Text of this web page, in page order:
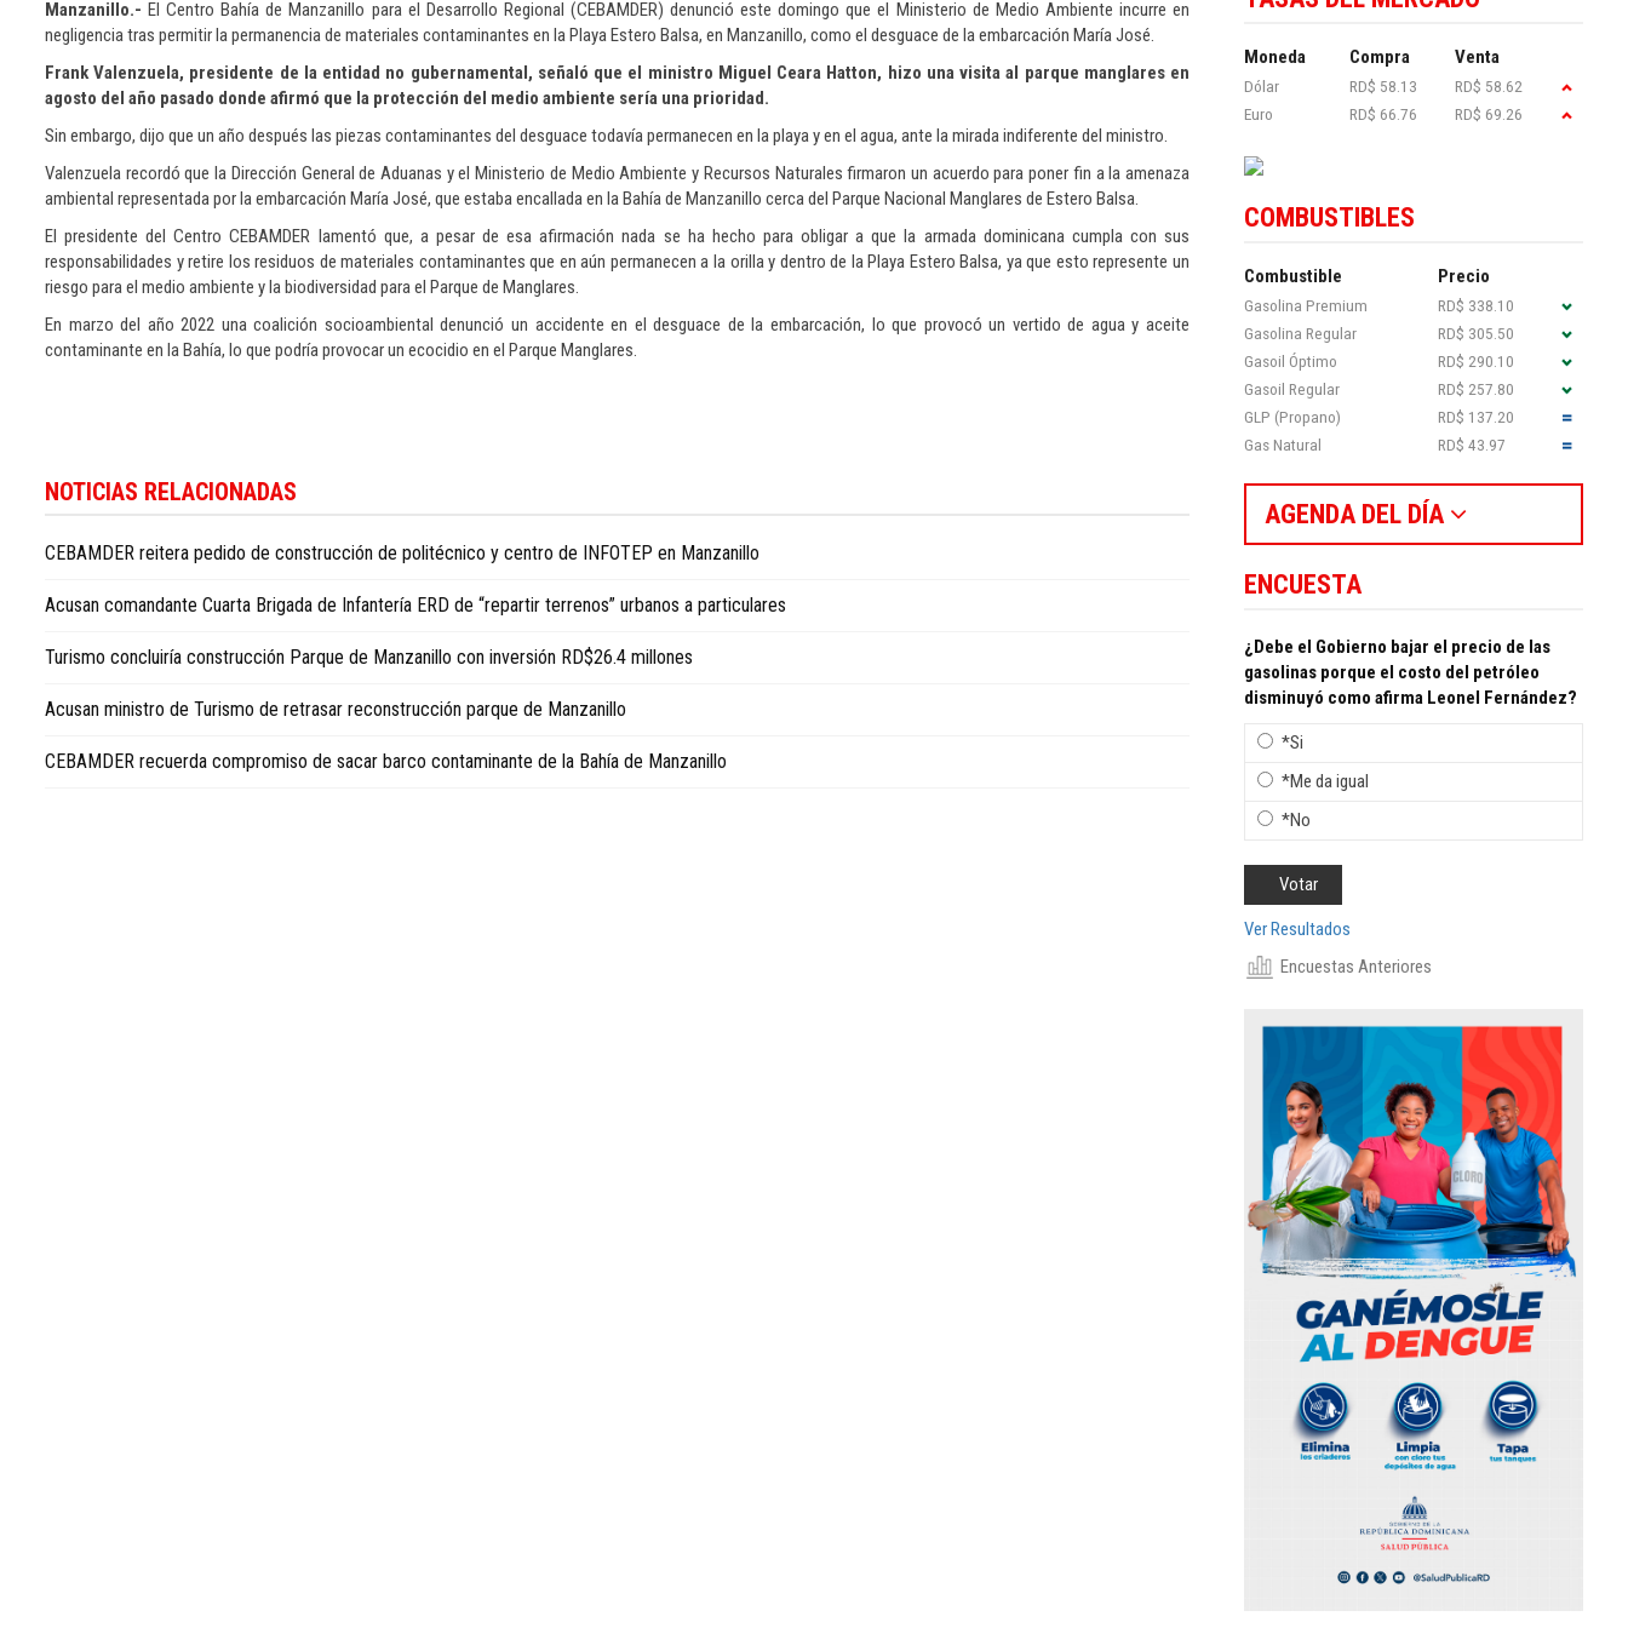
Manzanillo.- El Centro Bahía de Manzanillo para el Desarrollo Regional (CEBAMDER) denunció este domingo que el Ministerio de Medio Ambiente incurre en
negligencia tras permitir la permanencia de materiales contaminantes en la Playa Estero Balsa, en Manzanillo, como el desguace de la embarcación María José.
Frank Valenzuela, presidente de la entidad no gubernamental, señaló que el ministro Miguel Ceara Hatton, hizo una visita al parque manglares en
agosto del año pasado donde afirmó que la protección del medio ambiente sería una prioridad.
Sin embargo, dijo que un año después las piezas contaminantes del desguace todavía permanecen en la playa y en el agua, ante la mirada indiferente del ministro.
Valenzuela recordó que la Dirección General de Aduanas y el Ministerio de Medio Ambiente y Recursos Naturales firmaron un acuerdo para poner fin a la amenaza
ambiental representada por la embarcación María José, que estaba encallada en la Bahía de Manzanillo cerca del Parque Nacional Manglares de Estero Balsa.
El presidente del Centro CEBAMDER lamentó que, a pesar de esa afirmación nada se ha hecho para obligar a que la armada dominicana cumpla con sus
responsabilidades y retire los residuos de materiales contaminantes que en aún permanecen a la orilla y dentro de la Playa Estero Balsa, ya que esto represente un
riesgo para el medio ambiente y la biodiversidad para el Parque de Manglares.
En marzo del año 2022 una coalición socioambiental denunció un accidente en el desguace de la embarcación, lo que provocó un vertido de agua y aceite
contaminante en la Bahía, lo que podría provocar un ecocidio en el Parque Manglares.
conocer
sobre
República
visite
Republic
in
NOTICIAS RELACIONADAS
CEBAMDER reitera pedido de construcción de politécnico y centro de INFOTEP en Manzanillo
Acusan comandante Cuarta Brigada de Infantería ERD de “repartir terrenos” urbanos a particulares
Turismo concluiría construcción Parque de Manzanillo con inversión RD$26.4 millones
Acusan ministro de Turismo de retrasar reconstrucción parque de Manzanillo
CEBAMDER recuerda compromiso de sacar barco contaminante de la Bahía de Manzanillo
Moneda Compra Venta
Dólar RD$ 58.13
RD$ 58.62
Euro
RD$ 66.76 RD$ 69.26
COMBUSTIBLES
Combustible Precio
Gasolina Premium
RD$ 338.10
Gasolina Regular
RD$ 305.50
Gasoil Óptimo
RD$ 290.10
Gasoil Regular
RD$ 257.80
GLP (Propano)
RD$ 137.20
Gas Natural
RD$ 43.97
AGENDA DEL DÍA
ENCUESTA
¿Debe el Gobierno bajar el precio de las
gasolinas porque el costo del petróleo
disminuyó como afirma Leonel Fernández?
*Si
*Me da igual
*No
Ver Resultados
Encuestas Anteriores